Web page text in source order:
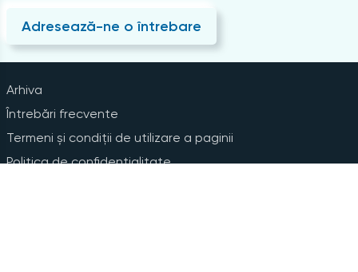
Adresează-ne o întrebare
Arhiva
Întrebări frecvente
Termeni și condiții de utilizare a paginii
Politica de confidențialitate